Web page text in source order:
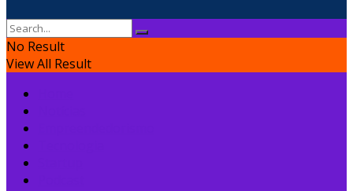
No Result
View All Result